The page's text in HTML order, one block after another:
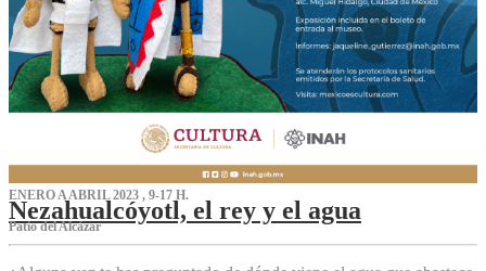
ENERO A ABRIL 2023 , 9-17 H.
Nezahualcóyotl, el rey y el agua
Patio del Alcázar